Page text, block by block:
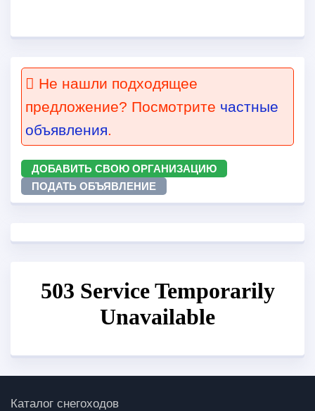
Не нашли подходящее
предложение? Посмотрите частные
объявления.
ДОБАВИТЬ СВОЮ ОРГАНИЗАЦИЮ
ПОДАТЬ ОБЪЯВЛЕНИЕ
Каталог снегоходов